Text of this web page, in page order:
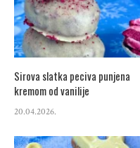
Sirova slatka peciva punjena
kremom od vanilije
20.04.2026.